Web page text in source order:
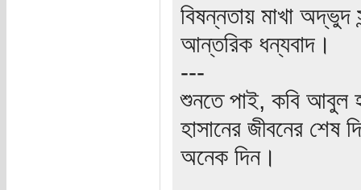
বিষন্নতায় মাখা অদ্ভুদ
আন্তরিক ধন্যবাদ।
---
শুনতে পাই, কবি আবুল
হাসানের জীবনের শেষ
অনেক দিন।